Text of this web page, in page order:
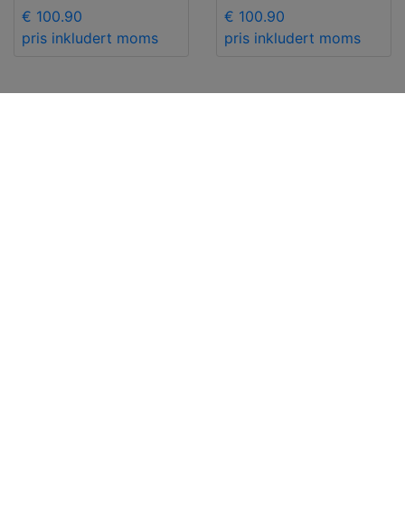
€ 100.90
pris inkludert moms
€ 100.90
pris inkludert moms